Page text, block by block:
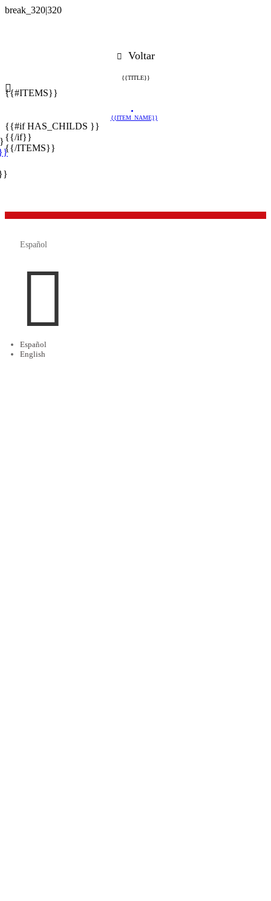
Voltar
{{TITLE}}
{{#ITEMS}}
{{ITEM_NAME}}
{{#if HAS_CHILDS }}
{{/if}}
{{/ITEMS}}

Español

Español
English